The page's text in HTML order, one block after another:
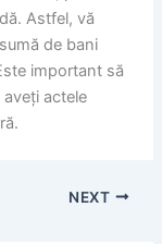
Astfel, vă
de bani
important să
actele
NEXT